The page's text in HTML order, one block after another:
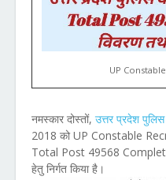
UP
नमस्कार दोस्तों, उत्तर प्रदेश पुलिस
2018 को UP Constable
Total Post 49568
हेतु निर्गत किया है।